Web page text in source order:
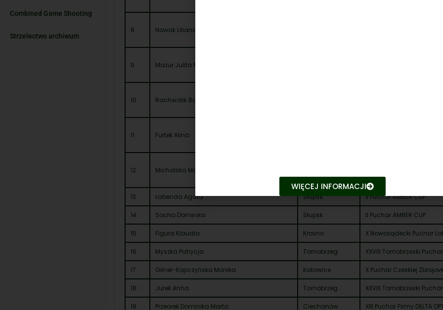
Combined Game Shooting
Strzelectwo archiwum
8 Nowak Liliana
9 Mazur Julita Natalia
10 Rachwalik Barbara
11 Furtek Alina
12 Michalska Maria
IV Puchar Firmy SKIBICKI
13 Łabenda Agata Słupsk II Puchar AMBER CUP
14 Socha Dominika Słupsk II Puchar AMBER CUP
15 Figura Klaudia Krosno X Nowosądecki Puchar
16 Myszka Patrycja Tarnobrzeg XXVIII Tarnobrzeski
17 Gilner-Kopczyńska Monika Katowice X Puchar Czeskiej
18 Jurek Anna Tarnobrzeg XXVIII Tarnobrzeski
19 Przeorek Dominika Marta Ciechanów XIII Puchar Firmy DELTA
WIĘCEJ INFORMACJI